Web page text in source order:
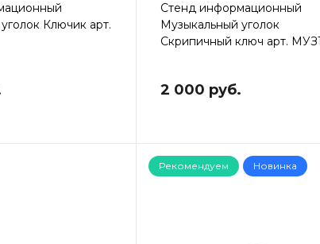
Ключик арт.
Стенд информационный
Музыкальный уголок
Скрипичный ключ арт.
2 000 руб.
Рекомендуем Новинка